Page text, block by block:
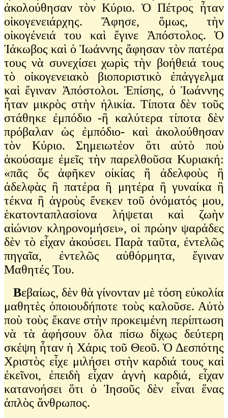
ἀκολούθησαν τὸν Κύριο. Ὁ Πέτρος ἦταν
οἰκογενειάρχης. Ἄφησε, ὅμως, τὴν
οἰκογένειά του καὶ ἔγινε Ἀπόστολος. Ὁ
Ἰάκωβος καὶ ὁ Ἰωάννης ἄφησαν τὸν πατέρα
τους νὰ συνεχίσει χωρὶς τὴν βοήθειά τους
τὸ οἰκογενειακὸ βιοποριστικὸ ἐπάγγελμα
καὶ ἔγιναν Ἀπόστολοι. Ἐπίσης, ὁ Ἰωάννης
ἦταν μικρὸς στὴν ἡλικία. Τίποτα δὲν τοῦς
στάθηκε ἐμπόδιο -ἢ καλύτερα τίποτα δὲν
πρόβαλαν ὡς ἐμπόδιο- καὶ ἀκολούθησαν
τὸν Κύριο. Σημειωτέον ὅτι αὐτὸ ποὺ
ἀκούσαμε ἐμεῖς τὴν παρελθοῦσα Κυριακή:
«πᾶς ὅς ἀφῆκεν οἰκίας ἢ ἀδελφοὺς ἢ
ἀδελφὰς ἢ πατέρα ἢ μητέρα ἢ γυναίκα ἢ
τέκνα ἢ ἀγροὺς ἕνεκεν τοῦ ὀνόματός μου,
ἑκατονταπλασίονα λήψεται καὶ ζωὴν
αἰώνιον κληρονομήσει», οἱ πρώην ψαράδες
δὲν τὸ εἶχαν ἀκούσει. Παρὰ ταῦτα, ἐντελῶς
πηγαῖα, ἐντελῶς αὐθόρμητα, ἔγιναν
Μαθητές Του.
Βεβαίως, δὲν θὰ γίνονταν μὲ τόση εὐκολία
μαθητὲς ὁποιουδήποτε τοὺς καλοῦσε. Αὐτὸ
ποὺ τοὺς ἔκανε στὴν προκειμένη περίπτωση
νὰ τὰ ἀφήσουν ὅλα πίσω δίχως δεύτερη
σκέψη ἦταν ἡ Χάρις τοῦ Θεοῦ. Ὁ Δεσπότης
Χριστὸς εἶχε μιλήσει στὴν καρδιά τους καὶ
ἐκεῖνοι, ἐπειδὴ εἶχαν ἁγνὴ καρδιά, εἶχαν
κατανοήσει ὅτι ὁ Ἰησοῦς δὲν εἶναι ἕνας
ἁπλὸς ἄνθρωπος.